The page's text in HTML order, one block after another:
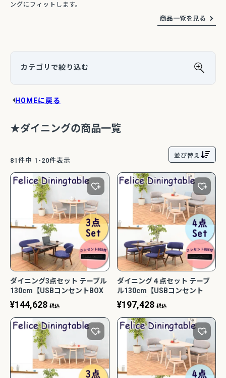
ングにフィットします。
HOMEに戻る
★ダイニングの商品一覧
並び替え
81 件中 1 - 20件表示
ダイニング3点セット テーブル
130cm【USBコンセントBOX
付き】 フェリス ナチュラル リ
ビング 北欧風 おしゃれ 光製作
所
¥144,628 税込
ダイニング４点セット テーブ
ル130cm【USBコンセント
BOX付き】 フェリス ナチュラ
ル リビング 北欧風 おしゃれ 光
製作所
¥197,428 税込